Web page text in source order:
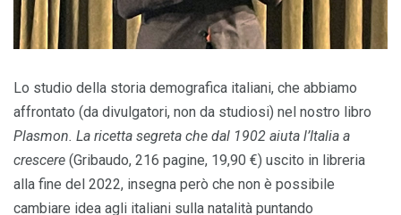
Lo studio della storia demografica italiani, che abbiamo
affrontato (da divulgatori, non da studiosi) nel nostro libro
Plasmon. La ricetta segreta che dal 1902 aiuta l’Italia a
crescere (Gribaudo, 216 pagine, 19,90 €) uscito in libreria
alla fine del 2022, insegna però che non è possibile
cambiare idea agli italiani sulla natalità puntando